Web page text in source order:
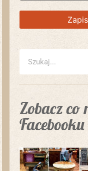
Zobacz co
Facebooku